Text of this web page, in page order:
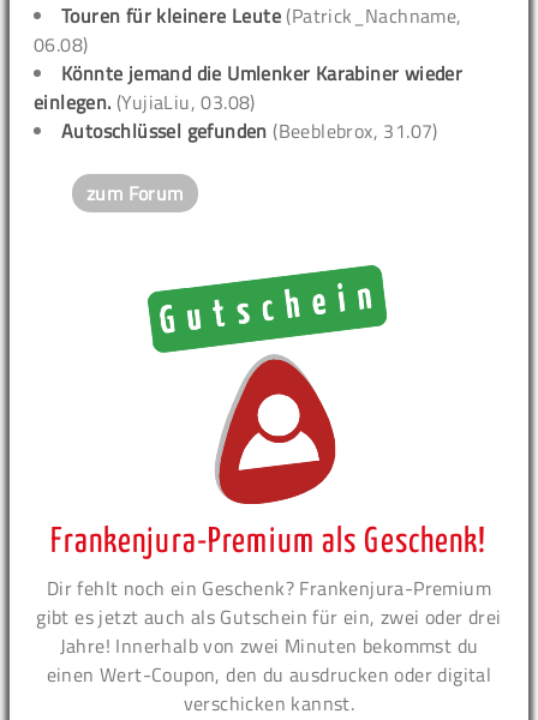
Touren für kleinere Leute (Patrick_Nachname,
06.08)
Könnte jemand die Umlenker Karabiner wieder
einlegen. (YujiaLiu, 03.08)
Autoschlüssel gefunden (Beeblebrox, 31.07)
zum Forum
Frankenjura-Premium als Geschenk!
Dir fehlt noch ein Geschenk? Frankenjura-Premium
gibt es jetzt auch als Gutschein für ein, zwei oder drei
Jahre! Innerhalb von zwei Minuten bekommst du
einen Wert-Coupon, den du ausdrucken oder digital
verschicken kannst.